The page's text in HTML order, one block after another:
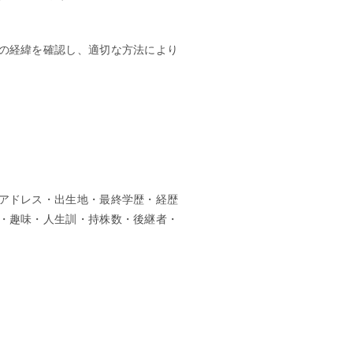
経緯を確認し、適切な方法により
ドレス・出生地・最終学歴・経歴
趣味・人生訓・持株数・後継者・